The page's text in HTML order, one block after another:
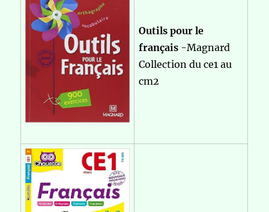
Outils pour le
français -Magnard
Collection du ce1 au
cm2